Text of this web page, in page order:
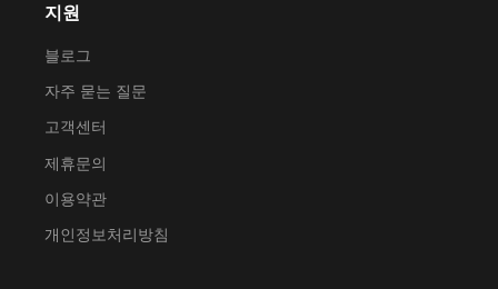
지원
블로그
자주 묻는 질문
고객센터
제휴문의
이용약관
개인정보처리방침